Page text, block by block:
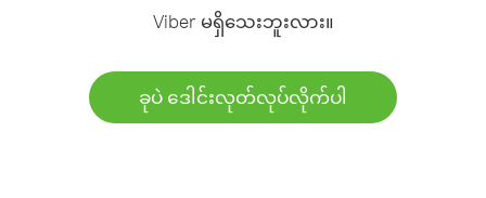
Viber မရှိသေးဘူးလား။
ခုပဲ ဒေါင်းလုတ်လုပ်လိုက်ပါ